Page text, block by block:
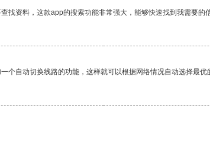
资料，这款app的搜索功能非常强大，能够快速找到我需要的信
自动切换线路的功能，这样就可以根据网络情况自动选择最优